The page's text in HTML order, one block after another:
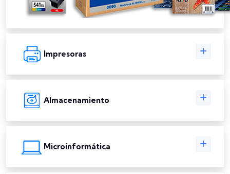
Impresoras
Almacenamiento
Microinformática